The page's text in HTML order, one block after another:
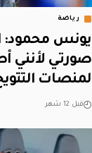
رياضة
يونس محمود:
صورتي لأنني
لمنصات
قبل 12 شهر